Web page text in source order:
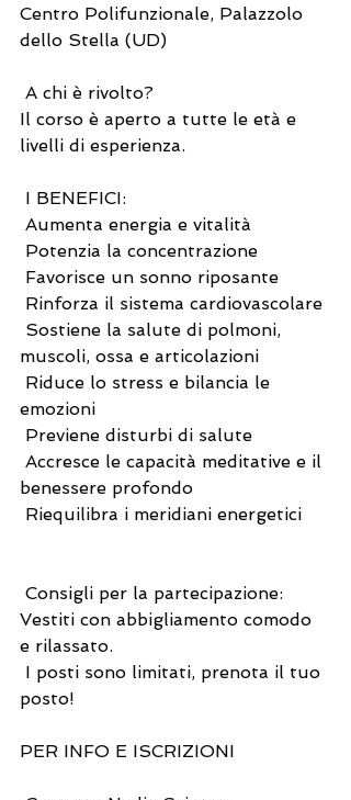
Centro Polifunzionale, Palazzolo
dello Stella (UD)
A chi è rivolto?
Il corso è aperto a tutte le età e
livelli di esperienza.
I BENEFICI:
Aumenta energia e vitalità
Potenzia la concentrazione
Favorisce un sonno riposante
Rinforza il sistema cardiovascolare
muscoli, ossa e articolazioni
emozioni
Previene disturbi di salute
benessere profondo
Riequilibra i meridiani energetici
Consigli per la partecipazione:
Vestiti con abbigliamento comodo
e rilassato.
posto!
PER INFO E ISCRIZIONI